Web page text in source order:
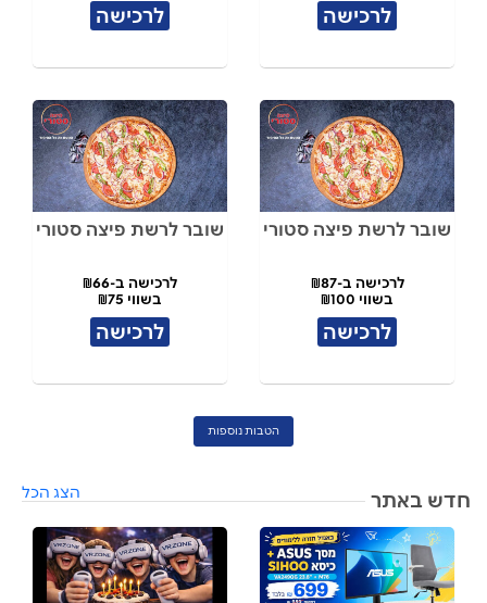
לרכישה לרכישה
שובר לרשת פיצה סטורי
לרכישה ב-₪87
בשווי ₪100
לרכישה
שובר לרשת פיצה סטורי
לרכישה ב-₪66
בשווי ₪75
לרכישה
הטבות נוספות
חדש באתר הצג הכל